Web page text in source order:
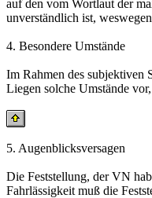
auf den vom Wortlaut der
unverständlich ist,
4. Besondere Umstände
Im Rahmen des subjektiven
Liegen solche Umstände
5. Augenblicksversagen
Die Feststellung, der VN
Fahrlässigkeit muß die